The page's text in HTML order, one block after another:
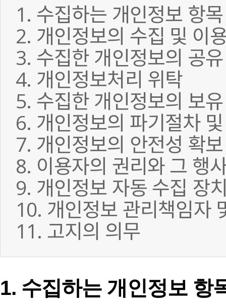
1. 수집하는 개인정보 항
2. 개인정보의 수집 및 이
3. 수집한 개인정보의 공
4. 개인정보처리 위탁
5. 수집한 개인정보의 보
6. 개인정보의 파기절차
7. 개인정보의 안전성 확
8. 이용자의 권리와 그 행
9. 개인정보 자동 수집 장
10. 개인정보 관리책임자
11. 고지의 의무
1. 수집하는 개인정보 항